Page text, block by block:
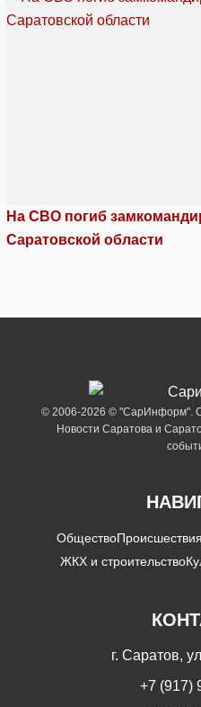
На СВО погиб
Саратовской области
© 2006-2026 © "СарИнформ".
Новости Саратова и
ОбществоПроисшествия
ЖКХ и строительство
г. Саратов,
+7 (917)